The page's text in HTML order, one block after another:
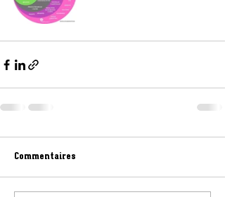
Commentaires